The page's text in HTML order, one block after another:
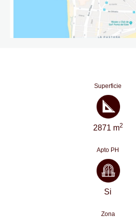
Superficie
2871 m2
Apto PH
Si
Zona